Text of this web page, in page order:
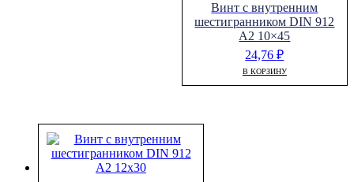
Винт с внутренним
шестигранником DIN 912
A2 10×45
24,76₽
В КОРЗИНУ